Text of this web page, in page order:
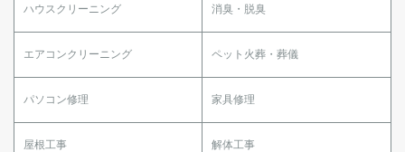
ハウスクリーニング 消臭・脱臭
エアコンクリーニング ペット火葬・葬儀
パソコン修理 家具修理
屋根工事 解体工事